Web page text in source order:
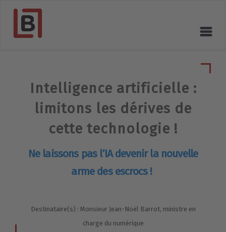
Intelligence artificielle :
limitons les dérives de
cette technologie !
Ne laissons pas l’IA devenir la nouvelle
arme des escrocs !
Destinataire(s) : Monsieur Jean-Noël Barrot, ministre en
charge du numérique